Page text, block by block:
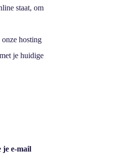
staat, om
hosting
je huidige
je e-mail